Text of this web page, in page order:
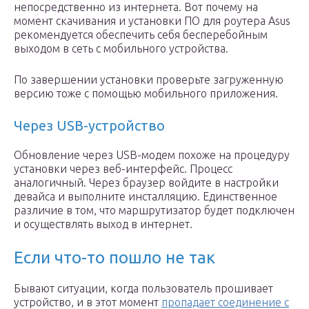
непосредственно из интернета. Вот почему на
момент скачивания и установки ПО для роутера Asus
рекомендуется обеспечить себя бесперебойным
выходом в сеть с мобильного устройства.
По завершении установки проверьте загруженную
версию тоже с помощью мобильного приложения.
Через USB-устройство
Обновление через USB-модем похоже на процедуру
установки через веб-интерфейс. Процесс
аналогичный. Через браузер войдите в настройки
девайса и выполните инсталляцию. Единственное
различие в том, что маршрутизатор будет подключен
и осуществлять выход в интернет.
Если что-то пошло не так
Бывают ситуации, когда пользователь прошивает
устройство, и в этот момент пропадает соединение с